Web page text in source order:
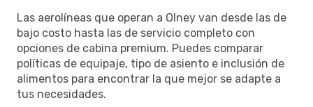
Las aerolíneas que operan a Olney van desde las de
bajo costo hasta las de servicio completo con
opciones de cabina premium. Puedes comparar
políticas de equipaje, tipo de asiento e inclusión de
alimentos para encontrar la que mejor se adapte a
tus necesidades.